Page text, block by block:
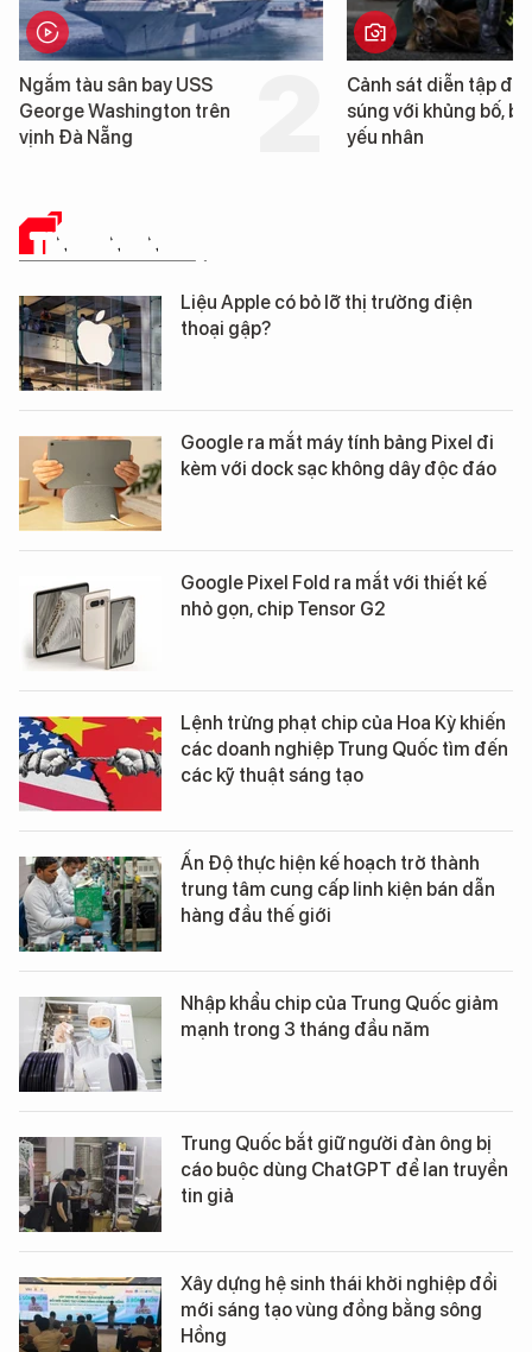
Cảnh sát diễn tập đấu
súng với khủng bố, bảo vệ
yếu nhân
Trung Quốc phát hiện
cao su tự nhiên” từ
loài cỏ dại mọc trên
TIN CÔNG NGHỆ
Liệu Apple có bỏ lỡ thị trường điện
thoại gập?
Google ra mắt máy tính bảng Pixel đi
kèm với dock sạc không dây độc đáo
Google Pixel Fold ra mắt với thiết kế
nhỏ gọn, chip Tensor G2
Lệnh trừng phạt chip của Hoa Kỳ khiến
các doanh nghiệp Trung Quốc tìm đến
các kỹ thuật sáng tạo
Ấn Độ thực hiện kế hoạch trở thành
trung tâm cung cấp linh kiện bán dẫn
hàng đầu thế giới
Nhập khẩu chip của Trung Quốc giảm
mạnh trong 3 tháng đầu năm
Trung Quốc bắt giữ người đàn ông bị
cáo buộc dùng ChatGPT để lan truyền
tin giả
Xây dựng hệ sinh thái khởi nghiệp đổi
mới sáng tạo vùng đồng bằng sông
Hồng